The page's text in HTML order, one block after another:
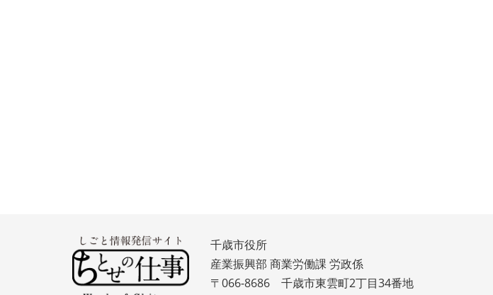
千歳市役所
産業振興部 商業労働課 労政係
〒066-8686 千歳市東雲町2丁目34番地